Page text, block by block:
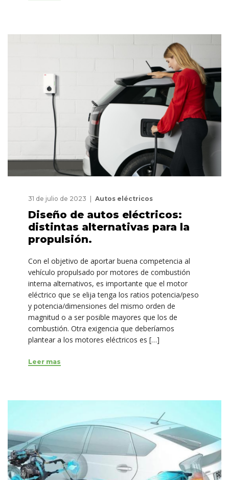
31 de julio de 2023 Autos eléctricos
Diseño de autos eléctricos:
distintas alternativas para la
propulsión.
Con el objetivo de aportar buena competencia al
vehículo propulsado por motores de combustión
interna alternativos, es importante que el motor
eléctrico que se elija tenga los ratios potencia/peso
y potencia/dimensiones del mismo orden de
magnitud o a ser posible mayores que los de
combustión. Otra exigencia que deberíamos
plantear a los motores eléctricos es […]
Leer mas